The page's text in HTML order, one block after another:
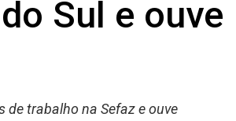
Sul e ouve
trabalho na Sefaz e ouve